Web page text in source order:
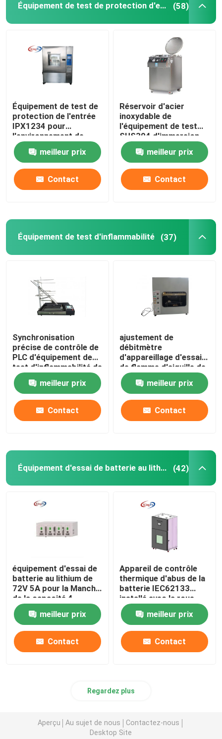
Équipement de test de protection d'entrée (58)
Équipement de test de
protection de l'entrée
IPX1234 pour
l'environnement de
pluie
meilleur prix
Contact
Réservoir d'acier
inoxydable de
l'équipement de test
SUS304 d'immersion
de l'eau IPX8
meilleur prix
Contact
Équipement de test d'inflammabilité (37)
Synchronisation
précise de contrôle de
PLC d'équipement de
test d'inflammabilité de
combustion
meilleur prix
Contact
ajustement de
débitmètre
d'appareillage d'essai
de flamme d'aiguille de
220V 50Hz Ф0.9mm
meilleur prix
Contact
Équipement d'essai de batterie au lithium (42)
équipement d'essai de
batterie au lithium de
72V 5A pour la Manche
de la capacité 4
meilleur prix
Contact
Appareil de contrôle
thermique d'abus de la
batterie IEC62133
installé avec la roue
universelle
meilleur prix
Contact
Regardez plus
Aperçu Au sujet de nous
Contactez-nous
Desktop Site